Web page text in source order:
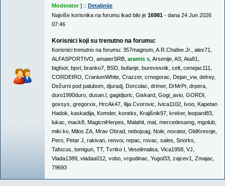
Moderator] :: Detaljnije
Najviše korisnika na forumu ikad bilo je 16981 - dana 24 Jun 2026
07:46
Korisnici koji su trenutno na forumu:
Korisnici trenutno na forumu: 357magnum A.R.Chafee.Jr. alex71
ALFASPORTIVO amaterSRB aramis s Arsenije AS Ata81
bigfoot bpvl branko7 BSD bufanje burevesnik celt cenejac111
CORDEIRO CraniumWhite Crazzer, crnogorac Dejan_vw, delrey,
Dežurni pod palubom djuradj Dorcolac drimer, DrMrPr, drpera
duro1990duro dusan.l gagidjuric Giskard Gogi_avio GORDI
goxsys gregorxix HrcAk47 Ilija Cvorovic Ivica1102 Ivoo Kapetan
Hadok kaskadija Komder, koneks Krajišnik97 kreker, leopard83
lukac mack8 MagicniHerpes Malahit mat mercedesamg mgolub
miki kv, Milos ZA Mrav Obrad nebojsag Nole novator, OldKresoje
Pero Petar J rakivan renvoi repac rovac sales Snorks
Tafocus tomigun TT, Tvrtko I Veselimalisa Vica1958 VJ
Vlada1389 vladaa012 vobo vrgudinac Yugol33 zajcev1 Zmajac
79693